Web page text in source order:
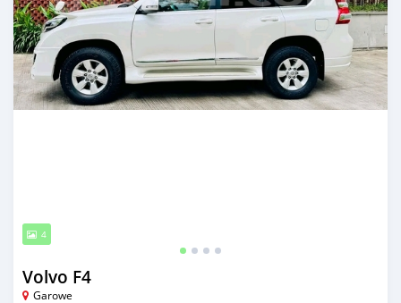
4
Volvo F4
Garowe